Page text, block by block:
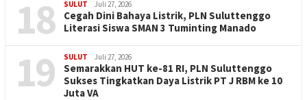
18 SULUT Juli 27, 2026
Cegah Dini Bahaya Listrik, PLN Suluttenggo
Literasi Siswa SMAN 3 Tuminting Manado
19 SULUT Juli 27, 2026
Semarakkan HUT ke-81 RI, PLN Suluttenggo
Sukses Tingkatkan Daya Listrik PT J RBM ke 10
Juta VA